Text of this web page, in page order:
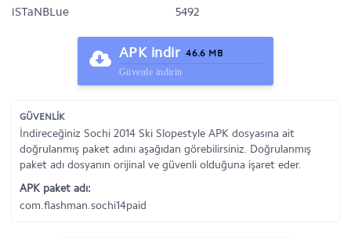
iSTaNBLue 5492
APK indir 46.6 MB
Güvenle indirin
GÜVENLİK
İndireceğiniz Sochi 2014 Ski Slopestyle APK dosyasına ait
doğrulanmış paket adını aşağıdan görebilirsiniz. Doğrulanmış
paket adı dosyanın orijinal ve güvenli olduğuna işaret eder.
APK paket adı:
com.flashman.sochi14paid